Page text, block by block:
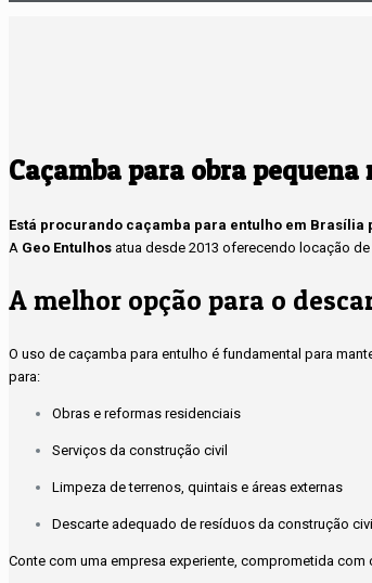
Caçamba para obra
Está procurando caçamba para entulho em
A Geo Entulhos atua desde 2013 oferecendo locação
A melhor opção para o
O uso de caçamba para entulho é fundamental para
para:
Obras e reformas residenciais
Serviços da construção civil
Limpeza de terrenos, quintais e áreas externas
Descarte adequado de resíduos da construção
Conte com uma empresa experiente, comprometida